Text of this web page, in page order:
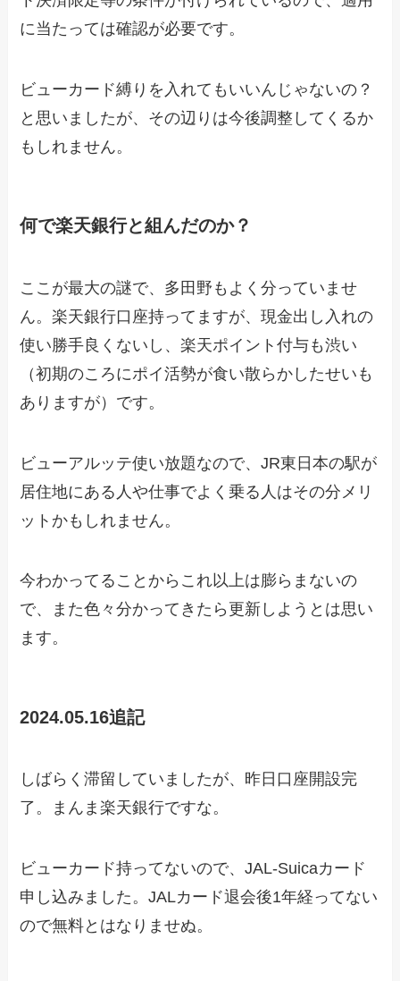
に当たっては確認が必要です。
ビューカード縛りを入れてもいいんじゃないの？
と思いましたが、その辺りは今後調整してくるか
もしれません。
何で楽天銀行と組んだのか？
ここが最大の謎で、多田野もよく分っていませ
ん。楽天銀行口座持ってますが、現金出し入れの
使い勝手良くないし、楽天ポイント付与も渋い
（初期のころにポイ活勢が食い散らかしたせいも
ありますが）です。
ビューアルッテ使い放題なので、JR東日本の駅が
居住地にある人や仕事でよく乗る人はその分メリ
ットかもしれません。
今わかってることからこれ以上は膨らまないの
で、また色々分かってきたら更新しようとは思い
ます。
2024.05.16追記
しばらく滞留していましたが、昨日口座開設完
了。まんま楽天銀行ですな。
ビューカード持ってないので、JAL-Suicaカード
申し込みました。JALカード退会後1年経ってない
ので無料とはなりませぬ。